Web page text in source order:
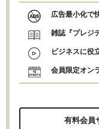
広告最小化で
雑誌『プレジ
ビジネスに役
会員限定オン
有料会員